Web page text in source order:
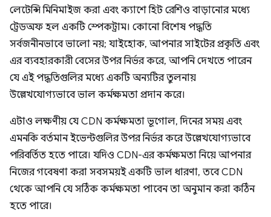
লেটেন্সি মিনিমাইজ করা এবং ক্যাশে হিট রেশিও বাড়ানোর মধ্যে
ট্রেডঅফ হল একটি স্পেকট্রাম। কোনো বিশেষ পদ্ধতি
সর্বজনীনভাবে ভালো নয়; যাইহোক, আপনার সাইটের প্রকৃতি এবং
এর ব্যবহারকারী বেসের উপর নির্ভর করে, আপনি দেখতে পারেন
যে এই পদ্ধতিগুলির মধ্যে একটি অন্যটির তুলনায়
উল্লেখযোগ্যভাবে ভাল কর্মক্ষমতা প্রদান করে।
এটাও লক্ষণীয় যে CDN কর্মক্ষমতা ভূগোল, দিনের সময় এবং
এমনকি বর্তমান ইভেন্টগুলির উপর নির্ভর করে উল্লেখযোগ্যভাবে
পরিবর্তিত হতে পারে। যদিও CDN-এর কর্মক্ষমতা নিয়ে আপনার
নিজের গবেষণা করা সবসময়ই একটি ভাল ধারণা, তবে CDN
থেকে আপনি যে সঠিক কর্মক্ষমতা পাবেন তা অনুমান করা কঠিন
হতে পারে।